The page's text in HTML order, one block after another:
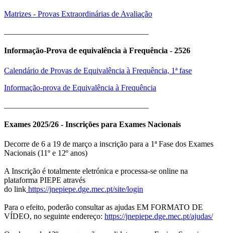
Matrizes - Provas Extraordinárias de Avaliação
Informação-Prova de equivalência à Frequência - 2526
Calendário de Provas de Equivalência à Frequência, 1ª fase
Informação-prova de Equivalência à Frequência
Exames 2025/26 - Inscrições para Exames Nacionais
Decorre de 6 a 19 de março a inscrição para a 1ª Fase dos Exames
Nacionais (11º e 12º anos)
A Inscrição é totalmente eletrónica e processa-se online na
plataforma PIEPE através
do link https://jnepiepe.dge.mec.pt/site/login
Para o efeito, poderão consultar as ajudas EM FORMATO DE
VÍDEO, no seguinte endereço: https://jnepiepe.dge.mec.pt/ajudas/